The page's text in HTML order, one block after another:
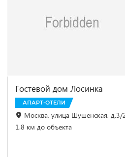
Гостевой дом Лосинка
АПАРТ-ОТЕЛИ
Москва, улица Шушенская, д.3/
1.8 км до объекта